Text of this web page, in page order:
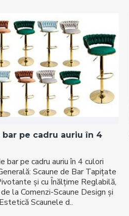
bar pe cadru auriu în 4
bar pe cadru auriu în 4 culori
Scaune de Bar Tapițate
și cu Înălțime Reglabilă,
la Comenzi-Scaune Design și
Estetică Scaunele d..